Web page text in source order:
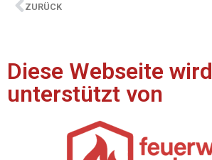
ZURÜCK
Diese Webseite wird
unterstützt von